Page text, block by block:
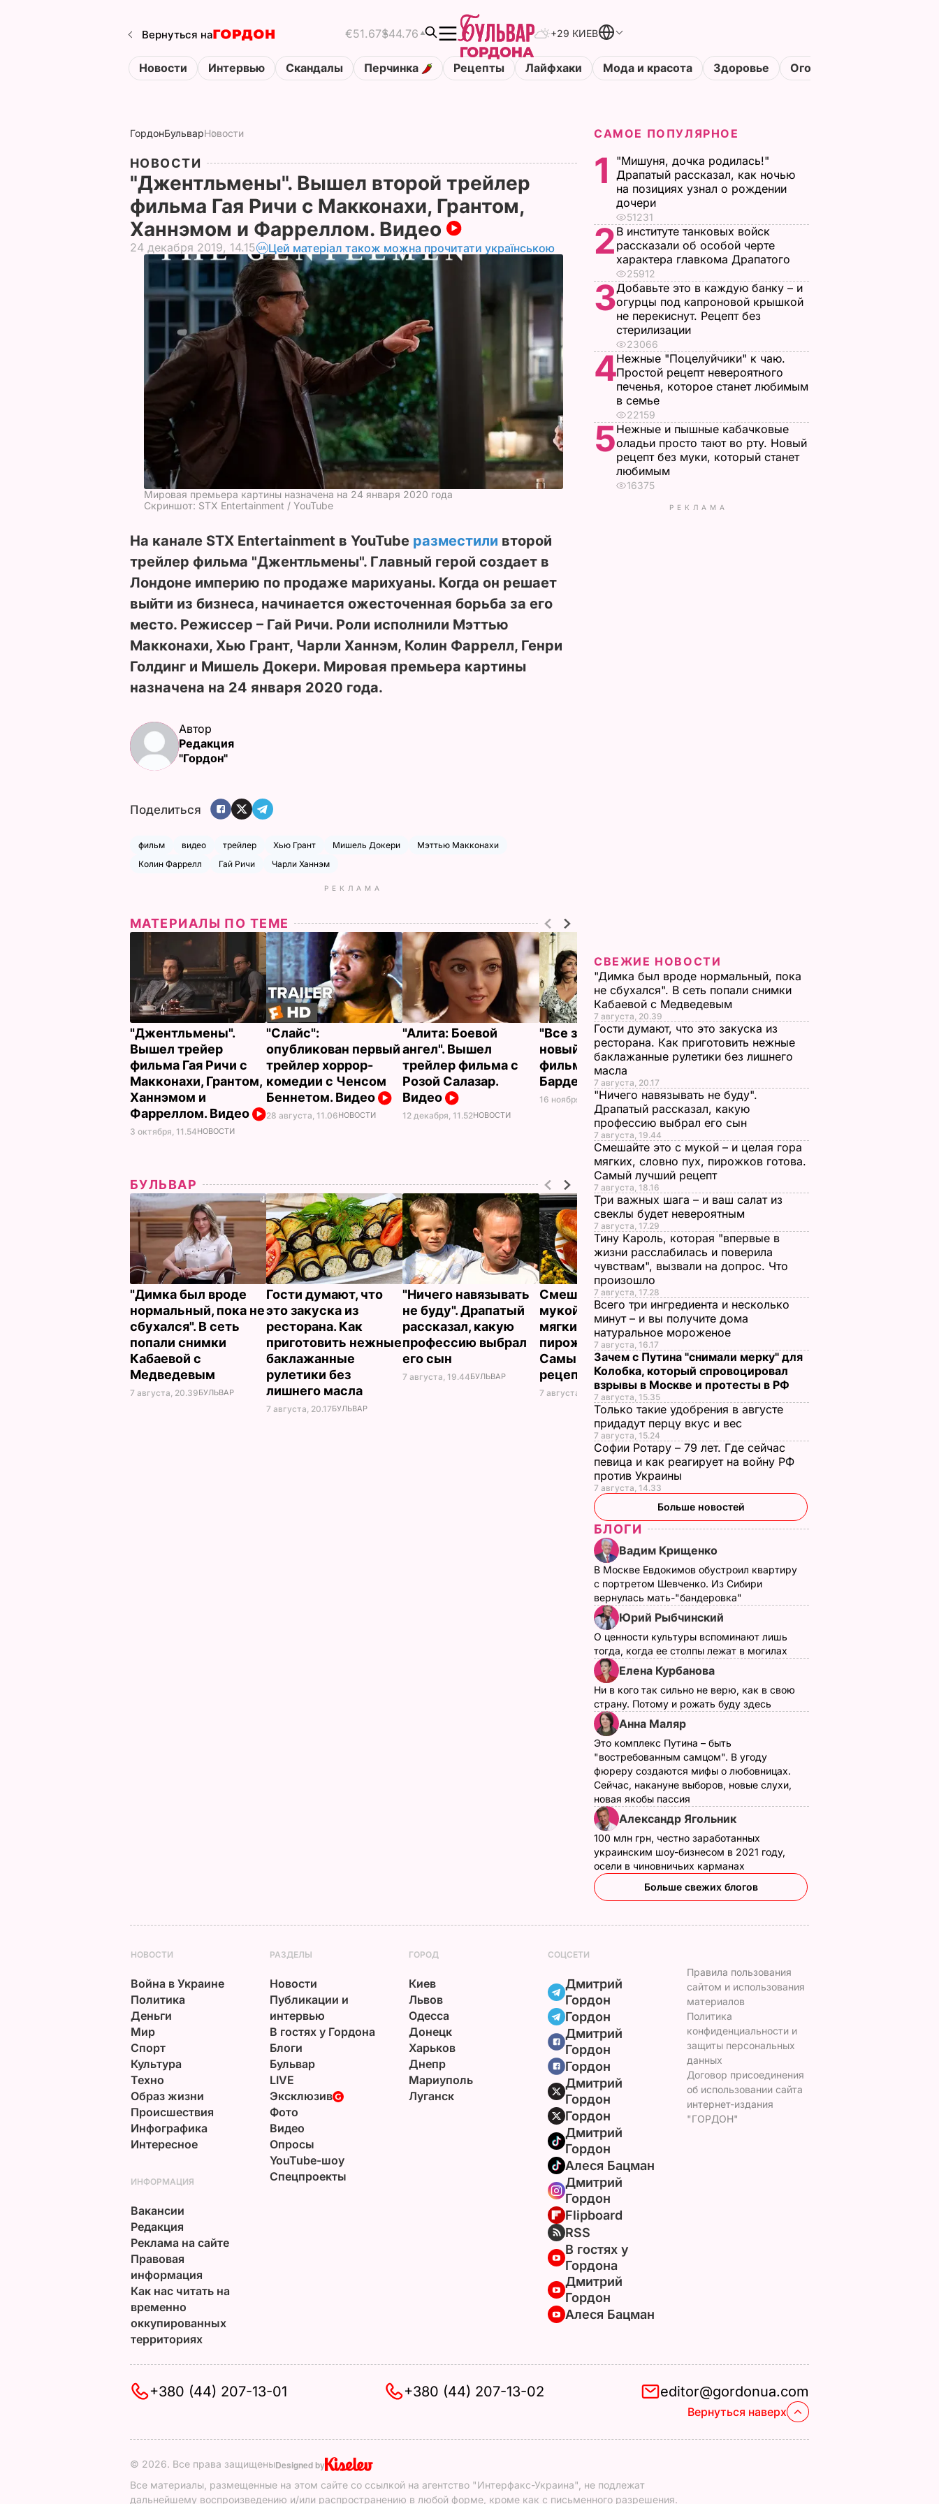
Вернуться на €51.67$44.76 +29 КИЕВ
Новости Интервью Скандалы Перчинка Рецепты Лайфхаки Мода и красота Здоровье Огороды
ГордонБульварНовости
НОВОСТИ
"Джентльмены". Вышел второй трейлер
фильма Гая Ричи с Макконахи, Грантом,
Ханнэмом и Фарреллом. Видео
24 декабря 2019, 14.15 Цей матеріал також можна прочитати українською
Мировая премьера картины назначена на 24 января 2020 года
Скриншот: STX Entertainment / YouTube
На канале STX Entertainment в YouTube разместили второй
трейлер фильма "Джентльмены". Главный герой создает в
Лондоне империю по продаже марихуаны. Когда он решает
выйти из бизнеса, начинается ожесточенная борьба за его
место. Режиссер – Гай Ричи. Роли исполнили Мэттью
Макконахи, Хью Грант, Чарли Ханнэм, Колин Фаррелл, Генри
Голдинг и Мишель Докери. Мировая премьера картины
назначена на 24 января 2020 года.
Автор
Редакция
"Гордон"
Поделиться
фильм видео трейлер Хью Грант Мишель Докери
Мэттью Макконахи
Колин Фаррелл
Гай Ричи Чарли Ханнэм
РЕКЛАМА
МАТЕРИАЛЫ ПО ТЕМЕ
"Джентльмены".
Вышел трейер
фильма Гая Ричи с
Макконахи, Грантом,
Ханнэмом и
Фарреллом. Видео
3 октября, 11.54НОВОСТИ
"Слайс":
опубликован первый
трейлер хоррор-
комедии с Ченсом
Беннетом. Видео
28 августа, 11.06НОВОСТИ
"Алита: Боевой
ангел". Вышел
трейлер фильма с
Розой Салазар.
Видео
12 декабря, 11.52НОВОСТИ
"Все знают". Вышел
новый трейлер
фильма с Крус и
Бардемом. Видео
16 ноября, 16.00НОВОСТИ
"Последний смех".
Вышел трейлер
фильма с
Чейзоми
МакДауэллом .
Видео
2 января, 13.22НОВОСТИ
БУЛЬВАР
"Димка был вроде
нормальный, пока не
сбухался". В сеть
попали снимки
Кабаевой с
Медведевым
7 августа, 20.39БУЛЬВАР
Гости думают, что
это закуска из
ресторана. Как
приготовить нежные
баклажанные
рулетики без
лишнего масла
7 августа, 20.17БУЛЬВАР
"Ничего навязывать
не буду". Драпатый
рассказал, какую
профессию выбрал
его сын
7 августа, 19.44БУЛЬВАР
Смешайте это с
мукой – и целая гора
мягких, словно пух,
пирожков готова.
Самый лучший
рецепт
7 августа, 18.16 БУЛЬВАР
Три важных шага – и
ваш салат из свеклы
будет невероятным
САМОЕ ПОПУЛЯРНОЕ
1
"Мишуня, дочка родилась!"
Драпатый рассказал, как ночью
на позициях узнал о рождении
дочери
51231
2 В институте танковых войск
рассказали об особой черте
характера главкома Драпатого
25912
3Добавьте это в каждую банку – и
огурцы под капроновой крышкой
не перекиснут. Рецепт без
стерилизации
23066
4Нежные "Поцелуйчики" к чаю.
Простой рецепт невероятного
печенья, которое станет любимым
в семье
22159
5Нежные и пышные кабачковые
оладьи просто тают во рту. Новый
рецепт без муки, который станет
любимым
16375
РЕКЛАМА
СВЕЖИЕ НОВОСТИ
"Димка был вроде нормальный, пока
не сбухался". В сеть попали снимки
Кабаевой с Медведевым
7 августа, 20.39
Гости думают, что это закуска из
ресторана. Как приготовить нежные
баклажанные рулетики без лишнего
масла
7 августа, 20.17
"Ничего навязывать не буду".
Драпатый рассказал, какую
профессию выбрал его сын
7 августа, 19.44
Смешайте это с мукой – и целая гора
мягких, словно пух, пирожков готова.
Самый лучший рецепт
7 августа, 18.16
Три важных шага – и ваш салат из
свеклы будет невероятным
7 августа, 17.29
Тину Кароль, которая "впервые в
жизни расслабилась и поверила
чувствам", вызвали на допрос. Что
произошло
7 августа, 17.28
Всего три ингредиента и несколько
минут – и вы получите дома
натуральное мороженое
7 августа, 16.17
Зачем с Путина "снимали мерку" для
Колобка, который спровоцировал
взрывы в Москве и протесты в РФ
7 августа, 15.35
Только такие удобрения в августе
придадут перцу вкус и вес
7 августа, 15.24
Софии Ротару – 79 лет. Где сейчас
певица и как реагирует на войну РФ
против Украины
7 августа, 14.33
Больше новостей
БЛОГИ
Вадим Крищенко
В Москве Евдокимов обустроил квартиру
с портретом Шевченко. Из Сибири
вернулась мать-"бандеровка"
Юрий Рыбчинский
О ценности культуры вспоминают лишь
тогда, когда ее столпы лежат в могилах
Елена Курбанова
Ни в кого так сильно не верю, как в свою
страну. Потому и рожать буду здесь
Анна Маляр
Это комплекс Путина – быть
"востребованным самцом". В угоду
фюреру создаются мифы о любовницах.
Сейчас, накануне выборов, новые слухи,
новая якобы пассия
Александр Ягольник
100 млн грн, честно заработанных
украинским шоу-бизнесом в 2021 году,
осели в чиновничьих карманах
Больше свежих блогов
НОВОСТИ
Война в Украине
Политика
Деньги
Мир
Спорт
Культура
Техно
Образ жизни
Происшествия
Инфографика
Интересное
РАЗДЕЛЫ
Новости
Публикации и
интервью
В гостях у Гордона
Блоги
Бульвар
LIVE
Эксклюзив
Фото
Видео
Опросы
YouTube-шоу
Спецпроекты
ГОРОД
Киев
Львов
Одесса
Донецк
Харьков
Днепр
Мариуполь
Луганск
СОЦСЕТИ
Дмитрий
Гордон
Гордон
Дмитрий
Гордон
Гордон
Дмитрий
Гордон
Гордон
Дмитрий
Гордон
Алеся Бацман
Дмитрий
Гордон
Flipboard
RSS
В гостях у
Гордона
Дмитрий
Гордон
Алеся Бацман
ИНФОРМАЦИЯ
Вакансии
Редакция
Реклама на сайте
Правовая
информация
Как нас читать на
временно
оккупированных
территориях
Правила пользования
сайтом и использования
материалов
Политика
конфиденциальности и
защиты персональных
данных
Договор присоединения
об использовании сайта
интернет-издания
"ГОРДОН"
+380 (44) 207-13-01 +380 (44) 207-13-02 editor@gordonua.com
Вернуться наверх
© 2026. Все права защищеныDesigned by
Все материалы, размещенные на этом сайте со ссылкой на агентство "Интерфакс-Украина", не подлежат
дальнейшему воспроизведению и/или распространению в любой форме, кроме как с письменного разрешения.